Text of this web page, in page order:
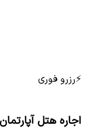
⚡رزرو فوری
اجاره هتل